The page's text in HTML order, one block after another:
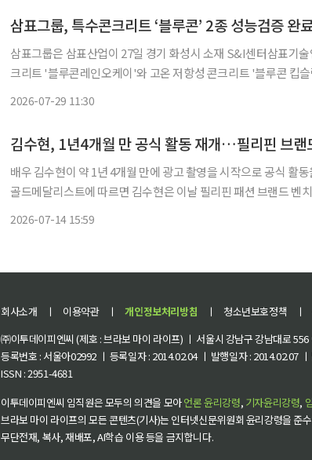
삼표그룹, 특수콘크리트 ‘블루콘’ 2종 성능검증 완
삼표그룹은 삼표산업이 27일 경기 화성시 소재 S&I센터삼표기
크리트 '블루콘레인오케이'와 고온 저항성 콘크리트 '블루콘 킵
2026-07-29 11:30
김수현, 1년4개월 만 공식 활동 재개…필리핀 브랜
배우 김수현이 약 1년 4개월 만에 광고 촬영을 시작으로 공식 활동을 재개했
골드메달리스트에 따르면 김수현은 이날 필리핀 패션 브랜드 벤
2026-07-14 15:59
회사소개 ㅣ 이용약관 ㅣ 개인정보처리방침 ㅣ 청소년보호정책 ㅣ
㈜이투데이피엔씨 (제호 : 브라보 마이 라이프) ㅣ 서울시 강남구 강남대로
등록번호 : 서울아02992 ㅣ 등록일자 : 2014.02.04 ㅣ 발행일자 : 2014.02.07
ISSN : 2951-4681
이투데이피엔씨 임직원은 모두의 의견을 모아언론 윤리강령, 기자윤리강령,
브라보 마이 라이프의 모든 콘텐츠(기사)는 인터넷신문위원회 윤리강령을 준
무단전재, 복사, 재배포, AI학습 이용 등을 금지합니다.